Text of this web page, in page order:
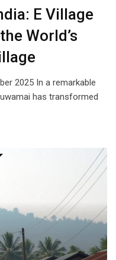
E Village
World’s
2025 In a remarkable
has transformed